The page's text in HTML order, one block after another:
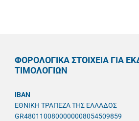
ΦΟΡΟΛΟΓΙΚΑ ΣΤΟΙΧΕΙΑ ΓΙΑ
ΤΙΜΟΛΟΓΙΩΝ
IBAN
ΕΘΝΙΚΗ ΤΡΑΠΕΖΑ ΤΗΣ ΕΛΛΑΔΟΣ
GR4801100800000008054509859